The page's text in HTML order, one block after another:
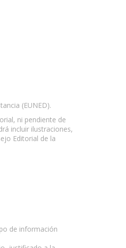
(EUNED).
ni pendiente de
incluir ilustraciones,
Editorial de la
de información